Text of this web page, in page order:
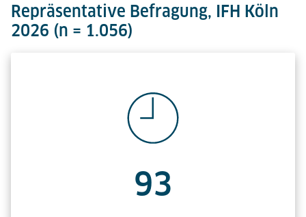
Repräsentative Befragung, IFH Köln
2026 (n = 1.056)
93